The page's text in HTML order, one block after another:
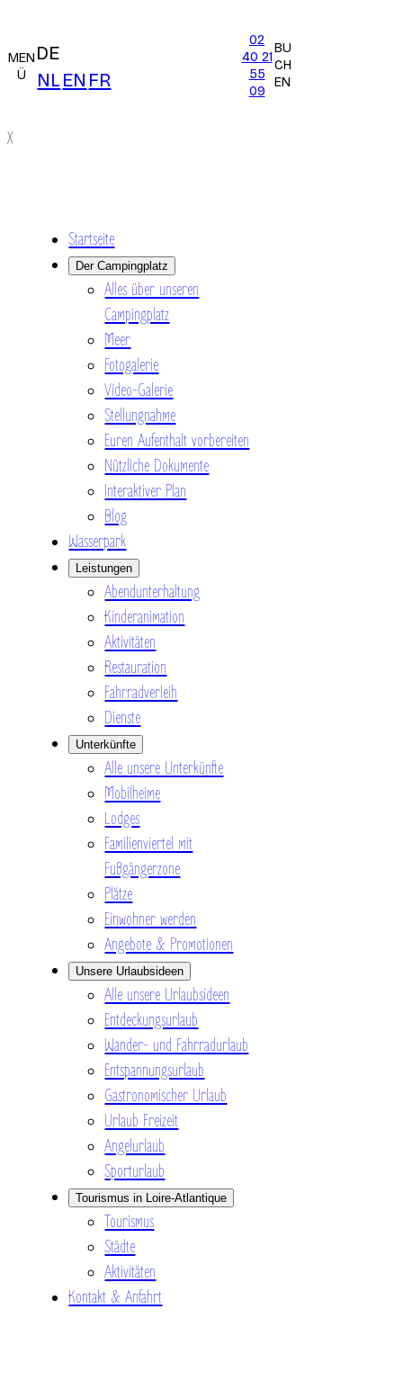
MEN
Ü
DE
NL EN FR
02
40 21
55
09
BU
CH
EN
X
Startseite
Der Campingplatz
Alles über unseren
Campingplatz
Meer
Fotogalerie
Video-Galerie
Stellungnahme
Euren Aufenthalt vorbereiten
Nützliche Dokumente
Interaktiver Plan
Blog
Wasserpark
Leistungen
Abendunterhaltung
Kinderanimation
Aktivitäten
Restauration
Fahrradverleih
Dienste
Unterkünfte
Alle unsere Unterkünfte
Mobilheime
Lodges
Familienviertel mit
Fußgängerzone
Plätze
Einwohner werden
Angebote & Promotionen
Unsere Urlaubsideen
Alle unsere Urlaubsideen
Entdeckungsurlaub
Wander- und Fahrradurlaub
Entspannungsurlaub
Gastronomischer Urlaub
Urlaub Freizeit
Angelurlaub
Sporturlaub
Tourismus in Loire-Atlantique
Tourismus
Städte
Aktivitäten
Kontakt & Anfahrt